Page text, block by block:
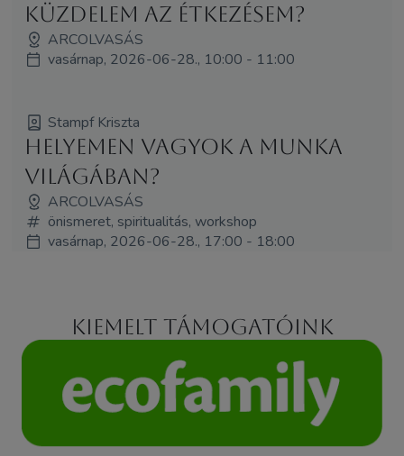
küzdelem az étkezésem?
ARCOLVASÁS
vasárnap, 2026-06-28., 10:00 - 11:00
Stampf Kriszta
Helyemen vagyok a munka
világában?
ARCOLVASÁS
önismeret, spiritualitás, workshop
vasárnap, 2026-06-28., 17:00 - 18:00
Kiemelt támogatóink